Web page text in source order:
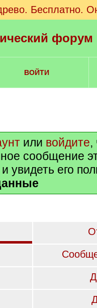
Бесплатно.
ВОЙТИ
или войдите,
сообщение
увидеть его